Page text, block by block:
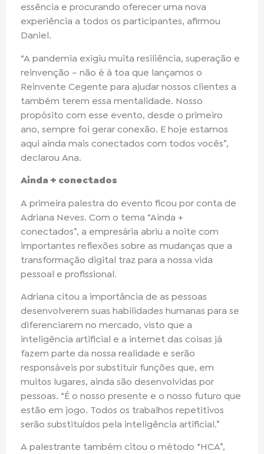
essência e procurando oferecer uma nova
experiência a todos os participantes, afirmou
Daniel.
“A pandemia exigiu muita resiliência, superação e
reinvenção – não é à toa que lançamos o
Reinvente Cegente para ajudar nossos clientes a
também terem essa mentalidade. Nosso
propósito com esse evento, desde o primeiro
ano, sempre foi gerar conexão. E hoje estamos
aqui ainda mais conectados com todos vocês”,
declarou Ana.
Ainda + conectados
A primeira palestra do evento ficou por conta de
Adriana Neves. Com o tema “Ainda +
conectados”, a empresária abriu a noite com
importantes reflexões sobre as mudanças que a
transformação digital traz para a nossa vida
pessoal e profissional.
Adriana citou a importância de as pessoas
desenvolverem suas habilidades humanas para se
diferenciarem no mercado, visto que a
inteligência artificial e a internet das coisas já
fazem parte da nossa realidade e serão
responsáveis por substituir funções que, em
muitos lugares, ainda são desenvolvidas por
pessoas. “É o nosso presente e o nosso futuro que
estão em jogo. Todos os trabalhos repetitivos
serão substituídos pela inteligência artificial.”
A palestrante também citou o método “HCA”,